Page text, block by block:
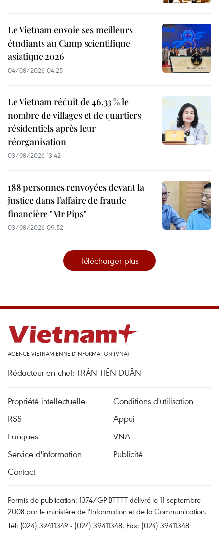
Le Vietnam envoie ses meilleurs
étudiants au Camp scientifique
asiatique 2026
04/08/2026 04:25
Le Vietnam réduit de 46,33 % le
nombre de villages et de quartiers
résidentiels après leur
réorganisation
03/08/2026 13:42
188 personnes renvoyées devant la
justice dans l’affaire de fraude
financière "Mr Pips"
03/08/2026 09:52
Télécharger plus
AGENCE VIETNAMIENNE D'INFORMATION (VNA)
Rédacteur en chef: TRÂN TIÊN DUÂN
Propriété intellectuelle
Conditions d'utilisation
RSS
Appui
Langues
VNA
Service d'information
Publicité
Contact
Permis de publication: 1374/GP-BTTTT délivré le 11 septembre
2008 par le ministère de l'Information et de la Communication.
Tél: (024) 39411349 - (024) 39411348, Fax: (024) 39411348